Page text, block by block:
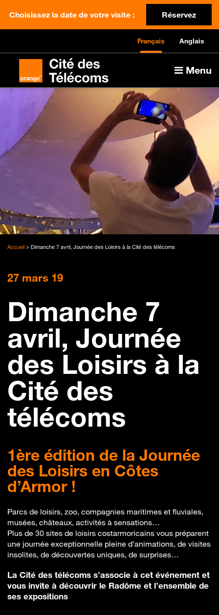
Choisissez la date de votre visite : Réservez
Français Anglais
Menu
Accueil > Dimanche 7 avril, Journée des Loisirs à la Cité des télécoms
27 mars 19
Dimanche 7
avril, Journée
des Loisirs à la
Cité des
télécoms
1ère édition de la Journée
des Loisirs en Côtes
d’Armor !
Parcs de loisirs, zoo, compagnies maritimes et fluviales,
musées, châteaux, activités à sensations…
Plus de 30 sites de loisirs costarmoricains vous préparent
une journée exceptionnelle pleine d’animations, de visites
insolites, de découvertes uniques, de surprises…
La Cité des télécoms s’associe à cet événement et
vous invite à découvrir le Radôme et l’ensemble de
ses expositions